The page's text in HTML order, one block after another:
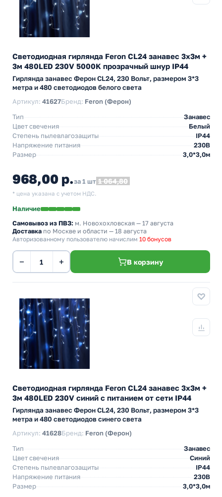
Светодиодная гирлянда Feron CL24 занавес 3х3м +
3м 480LED 230V 5000K прозрачный шнур IP44
Гирлянда занавес Ферон CL24, 230 Вольт, размером 3*3
метра и 480 светодиодов белого света
Артикул: 41627Бренд: Feron (Ферон)
Тип
Занавес
Цвет свечения
Белый
Степень пылевлагозащиты
IP44
Напряжение питания
230В
Размер
3,0*3,0м
968,00 р.за 1 шт 1 064,80
* цена указана с учетом НДС.
Наличие
Самовывоз из ПВЗ: м. Новохохловская — 17 августа
Доставка по Москве и области — 18 августа
Авторизованному пользователю начислим 10 бонусов
− + В корзину
Светодиодная гирлянда Feron CL24 занавес 3х3м +
3м 480LED 230V синий c питанием от сети IP44
Гирлянда занавес Ферон CL24, 230 Вольт, размером 3*3
метра и 480 светодиодов синего света
Артикул: 41628Бренд: Feron (Ферон)
Тип
Занавес
Цвет свечения
Синий
Степень пылевлагозащиты
IP44
Напряжение питания
230В
Размер
3,0*3,0м